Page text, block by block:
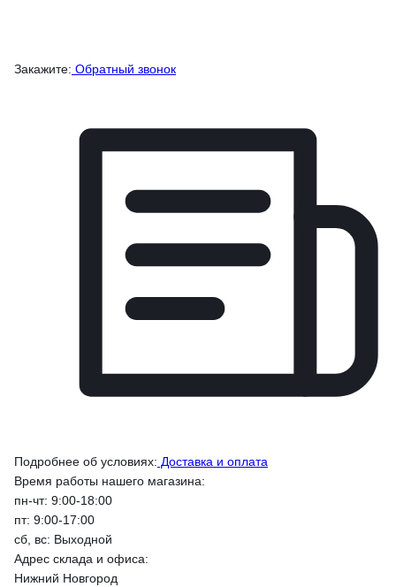
Закажите: Обратный звонок
Подробнее об условиях: Доставка и оплата
Время работы нашего магазина:
пн-чт: 9:00-18:00
пт: 9:00-17:00
сб, вс: Выходной
Адрес склада и офиса:
Нижний Новгород